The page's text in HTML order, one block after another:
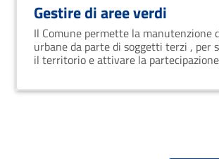
Gestire di aree verdi
Il Comune permette la manutenzione
urbane da parte di soggetti terzi , per
il territorio e attivare la